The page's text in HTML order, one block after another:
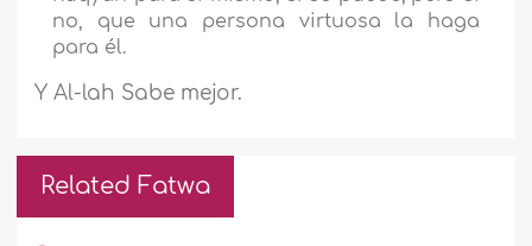
no, que una persona virtuosa la haga
para él.
Y Al-lah Sabe mejor.
Related Fatwa